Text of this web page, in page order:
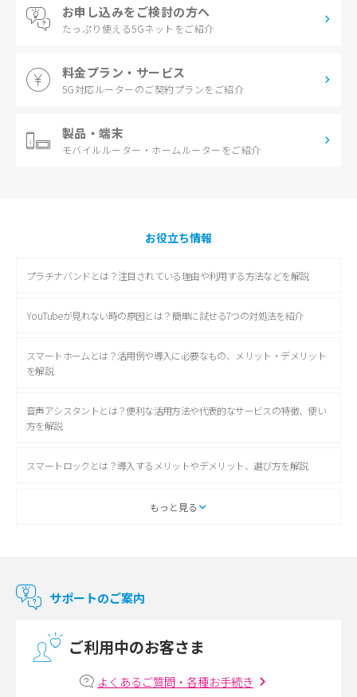
お申し込みをご検討の方へ
たっぷり使える5Gネットをご紹介
料金プラン・サービス
5G対応ルーターのご契約プランをご紹介
製品・端末
モバイルルーター・ ホームルーターをご紹介
お役立ち情報
プラチナバンドとは？注目されている理由や利用する方法などを解説
YouTubeが見れない時の原因とは？簡単に試せる7つの対処法を紹介
スマートホームとは？活用例や導入に必要なもの、メリット・デメリット
を解説
音声アシスタントとは？便利な活用方法や代表的なサービスの特徴、使い
方を解説
スマートロックとは？導入するメリットやデメリット、選び方を解説
スマートテレビとは？特徴や選び方、使い方をわかりやすく解説
マンションで使えるWi-Fiは？種類ごとの特徴や選び方を紹介
マンションで光回線の利用を始める手順は？設備状況の確認方法も解説
もっと見る
サポートのご案内
ご利用中のお客さま
よくあるご質問・各種お手続き